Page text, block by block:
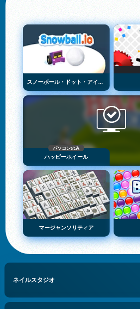
スノーボール・ドット・アイオー
パソコンのみ
ハッピーホイール
マージャンソリティア
ネイルスタジオ